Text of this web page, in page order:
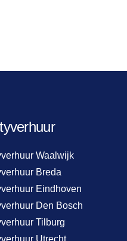
Waalwijk
Breda
Eindhoven
Den Bosch
Tilburg
Utrecht